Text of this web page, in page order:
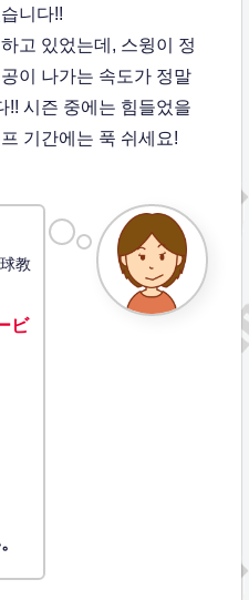
니다!!
고 있었는데, 스윙이 정
이 나가는 속도가 정말
!! 시즌 중에는 힘들었을
기간에는 푹 쉬세요!
教
ビ